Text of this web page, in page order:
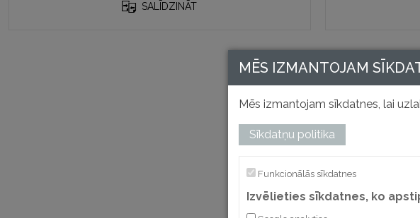
SALĪDZINĀT
MĒS IZMANTOJAM
Mēs izmantojam sīkdatnes, lai
Sīkdatņu politika
Funkcionālās sīkdatnes
Izvēlieties sīkdatnes, ko